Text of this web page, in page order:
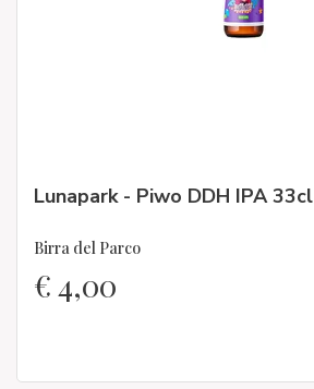
Lunapark - Piwo DDH IPA 33cl
Birra del Parco
€4,00